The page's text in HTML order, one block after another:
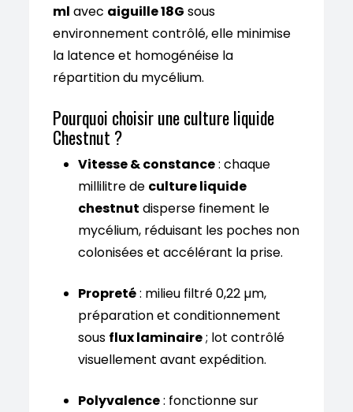
ml avec aiguille 18G sous
environnement contrôlé, elle minimise
la latence et homogénéise la
répartition du mycélium.
Pourquoi choisir une culture liquide
Chestnut ?
Vitesse & constance: chaque
millilitre de culture liquide
chestnut disperse finement le
mycélium, réduisant les poches non
colonisées et accélérant la prise.
Propreté: milieu filtré 0,22 µm,
préparation et conditionnement
sous flux laminaire; lot contrôlé
visuellement avant expédition.
Polyvalence: fonctionne sur